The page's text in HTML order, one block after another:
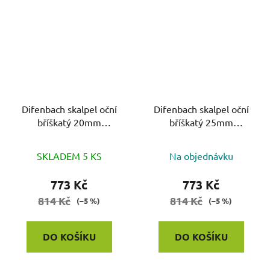
Difenbach skalpel oční
bříškatý 20mm
SKLADEM 5 KS
773 Kč
814 Kč (–5 %)
DO KOŠÍKU
Difenbach skalpel oční
bříškatý 25mm
Na objednávku
773 Kč
814 Kč (–5 %)
DO KOŠÍKU